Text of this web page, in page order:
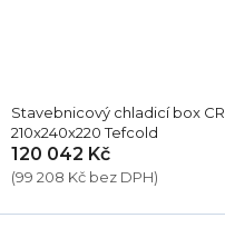
Stavebnicový chladicí box CR
210x240x220 Tefcold
120 042 Kč
(99 208 Kč bez DPH)